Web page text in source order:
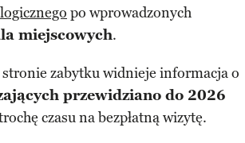
po wprowadzonych
miejscowych.
stronie zabytku widnieje informacja o
przewidziano do 2026
czasu na bezpłatną wizytę.